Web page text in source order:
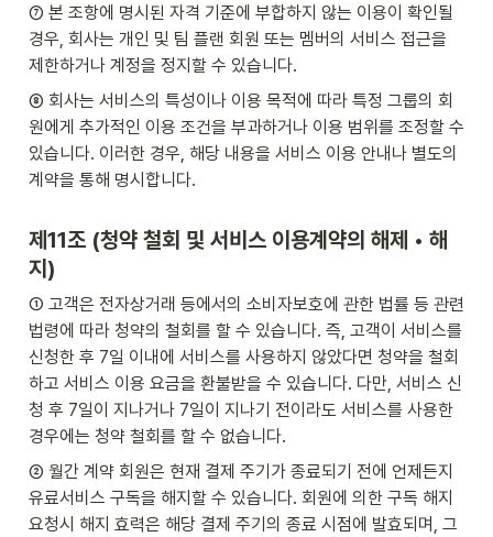
⑦ 본 조항에 명시된 자격 기준에 부합하지 않는 이용이 확인될
경우, 회사는 개인 및 팀 플랜 회원 또는 멤버의 서비스 접근을
제한하거나 계정을 정지할 수 있습니다.
⑧ 회사는 서비스의 특성이나 이용 목적에 따라 특정 그룹의 회
원에게 추가적인 이용 조건을 부과하거나 이용 범위를 조정할 수
있습니다. 이러한 경우, 해당 내용을 서비스 이용 안내나 별도의
계약을 통해 명시합니다.
제11조 (청약 철회 및 서비스 이용계약의 해제 • 해
지)
① 고객은 전자상거래 등에서의 소비자보호에 관한 법률 등 관련
법령에 따라 청약의 철회를 할 수 있습니다. 즉, 고객이 서비스를
신청한 후 7일 이내에 서비스를 사용하지 않았다면 청약을 철회
하고 서비스 이용 요금을 환불받을 수 있습니다. 다만, 서비스 신
청 후 7일이 지나거나 7일이 지나기 전이라도 서비스를 사용한
경우에는 청약 철회를 할 수 없습니다.
② 월간 계약 회원은 현재 결제 주기가 종료되기 전에 언제든지
유료서비스 구독을 해지할 수 있습니다. 회원에 의한 구독 해지
요청시 해지 효력은 해당 결제 주기의 종료 시점에 발효되며, 그